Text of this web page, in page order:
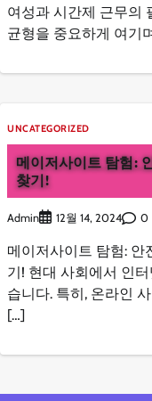
여성과 시간제 근무의
균형을 중요하게 여기
UNCATEGORIZED
메이저사이트 탐험:
찾기!
Admin 12월 14, 2024 0
메이저사이트 탐험: 안
기! 현대 사회에서 인
습니다. 특히, 온라인
[…]